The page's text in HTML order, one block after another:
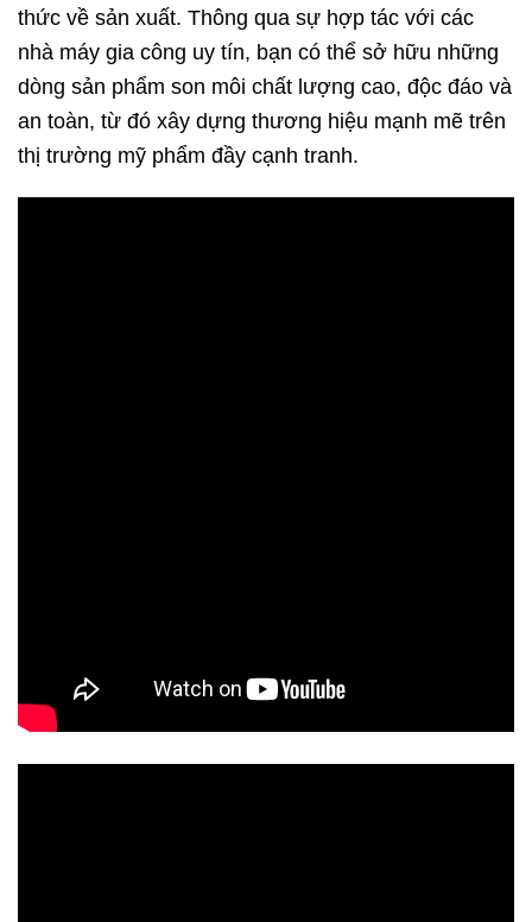
thức về sản xuất. Thông qua sự hợp tác với các
nhà máy gia công uy tín, bạn có thể sở hữu những
dòng sản phẩm son môi chất lượng cao, độc đáo và
an toàn, từ đó xây dựng thương hiệu mạnh mẽ trên
thị trường mỹ phẩm đầy cạnh tranh.